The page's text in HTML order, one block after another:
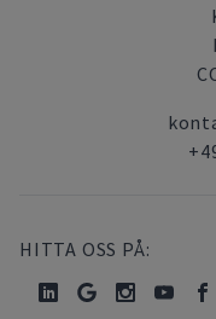
HITTA OSS PÅ: